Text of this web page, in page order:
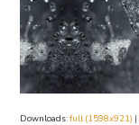
Downloads:full (1598x921) |